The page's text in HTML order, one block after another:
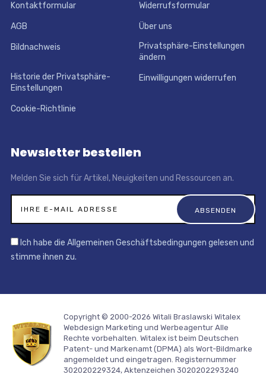
Kontaktformular Widerrufsformular
AGB Über uns
Bildnachweis
Privatsphäre-Einstellungen
ändern
Historie der Privatsphäre-
Einstellungen
Einwilligungen widerrufen
Cookie-Richtlinie
Newsletter bestellen
Melden Sie sich für Artikel, Neuigkeiten und Ressourcen an.
Ich habe die Allgemeinen Geschäftsbedingungen gelesen und
stimme ihnen zu.
Copyright © 2000-2026 Witali Braslawski Witalex
Webdesign Marketing und WerbeagenturAlle
Rechte vorbehalten. Witalex ist beim Deutschen
Patent- und Markenamt (DPMA) als Wort-Bildmarke
angemeldet und eingetragen. Registernummer
302020229324, Aktenzeichen 3020202293240